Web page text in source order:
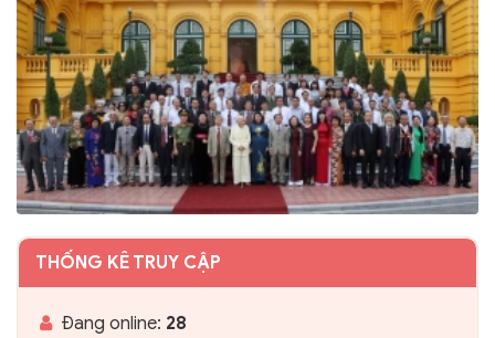
THỐNG KÊ TRUY CẬP
Đang online: 28